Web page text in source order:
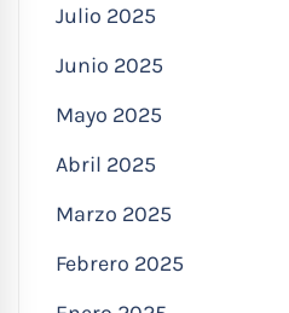
Julio 2025
Junio 2025
Mayo 2025
Abril 2025
Marzo 2025
Febrero 2025